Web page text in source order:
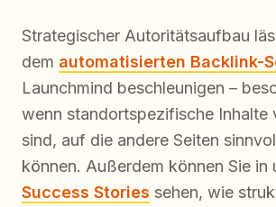
Strategischer Autoritätsaufbau
dem automatisierten Backlink-
Launchmind beschleunigen –
wenn standortspezifische Inhalte
sind, auf die andere Seiten
können. Außerdem können Sie in
Success Stories sehen, wie